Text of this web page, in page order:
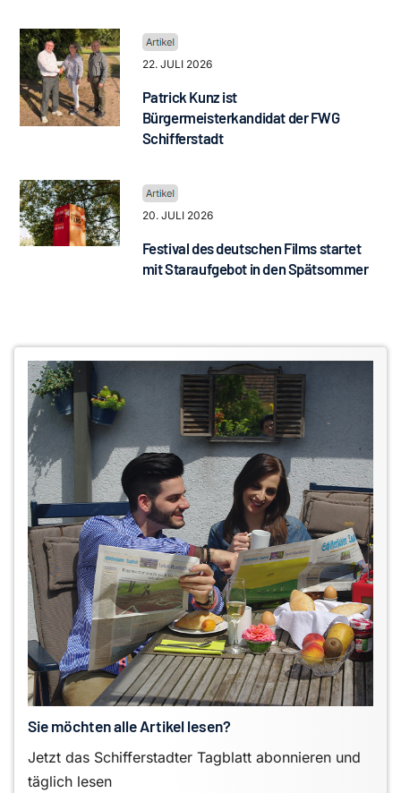
22. JULI 2026
Patrick Kunz ist
Bürgermeisterkandidat der FWG
Schifferstadt
20. JULI 2026
Festival des deutschen Films startet
mit Staraufgebot in den Spätsommer
Sie möchten alle Artikel lesen?
Jetzt das Schifferstadter Tagblatt abonnieren und
täglich lesen